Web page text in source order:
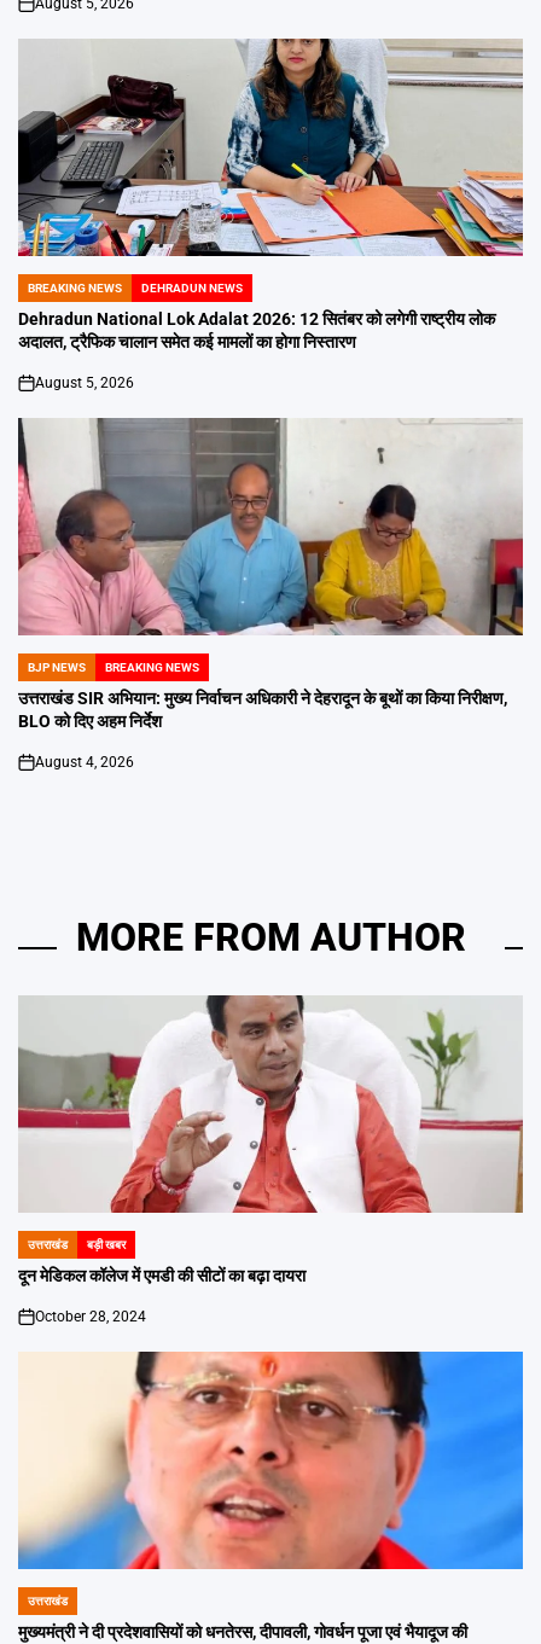
on
August 5, 2026
POSTED
IN
BREAKING NEWS DEHRADUN NEWS
Dehradun National Lok Adalat 2026: 12 सितंबर को लगेगी राष्ट्रीय लोक
अदालत, ट्रैफिक चालान समेत कई मामलों का होगा निस्तारण
on
August 5, 2026
POSTED
IN
BJP NEWS BREAKING NEWS
उत्तराखंड SIR अभियान: मुख्य निर्वाचन अधिकारी ने देहरादून के बूथों का किया निरीक्षण,
BLO को दिए अहम निर्देश
on
August 4, 2026
MORE FROM AUTHOR
POSTED
IN
उत्तराखंड बड़ी खबर
दून मेडिकल कॉलेज में एमडी की सीटों का बढ़ा दायरा
on
October 28, 2024
POSTED
IN
उत्तराखंड
मुख्यमंत्री ने दी प्रदेशवासियों को धनतेरस, दीपावली, गोवर्धन पूजा एवं भैयादूज की